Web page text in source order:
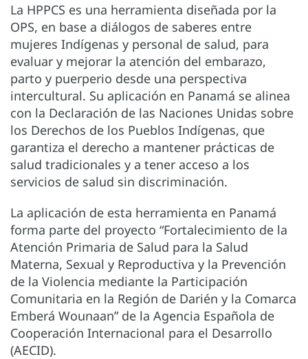
La HPPCS es una herramienta diseñada por la
OPS, en base a diálogos de saberes entre
mujeres Indígenas y personal de salud, para
evaluar y mejorar la atención del embarazo,
parto y puerperio desde una perspectiva
intercultural. Su aplicación en Panamá se alinea
con la Declaración de las Naciones Unidas sobre
los Derechos de los Pueblos Indígenas, que
garantiza el derecho a mantener prácticas de
salud tradicionales y a tener acceso a los
servicios de salud sin discriminación.
La aplicación de esta herramienta en Panamá
forma parte del proyecto “Fortalecimiento de la
Atención Primaria de Salud para la Salud
Materna, Sexual y Reproductiva y la Prevención
de la Violencia mediante la Participación
Comunitaria en la Región de Darién y la Comarca
Emberá Wounaan” de la Agencia Española de
Cooperación Internacional para el Desarrollo
(AECID).